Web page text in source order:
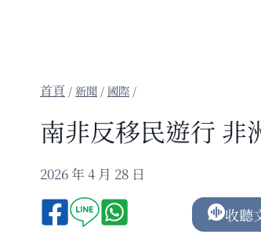
/新聞 / 國際 /
南非反移民遊行 非
2026 年 4 月 28 日
收聽